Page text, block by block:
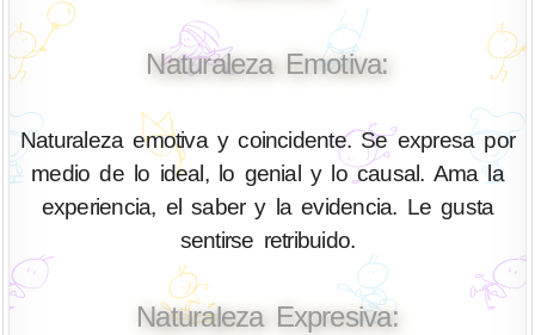
Naturaleza Emotiva:
Naturaleza emotiva y coincidente. Se expresa por
medio de lo ideal, lo genial y lo causal. Ama la
experiencia, el saber y la evidencia. Le gusta
sentirse retribuido.
Naturaleza Expresiva: